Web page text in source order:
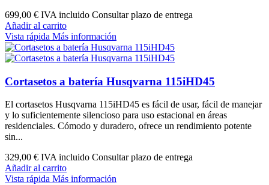
699,00 € IVA incluido Consultar plazo de entrega
Añadir al carrito
Vista rápida Más información
Cortasetos a batería Husqvarna 115iHD45
El cortasetos Husqvarna 115iHD45 es fácil de usar, fácil de manejar
y lo suficientemente silencioso para uso estacional en áreas
residenciales. Cómodo y duradero, ofrece un rendimiento potente
sin...
329,00 € IVA incluido Consultar plazo de entrega
Añadir al carrito
Vista rápida Más información